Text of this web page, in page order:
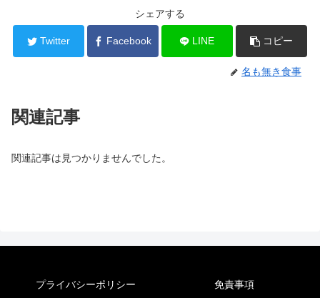
シェアする
Twitter Facebook LINE コピー
名も無き食事
関連記事
関連記事は見つかりませんでした。
プライバシーポリシー 免責事項